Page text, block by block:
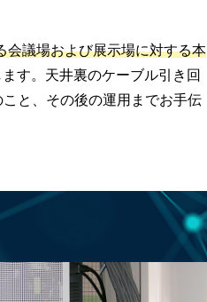
会議場および展示場に対する本
す。天井裏のケーブル引き回
と、その後の運用までお手伝